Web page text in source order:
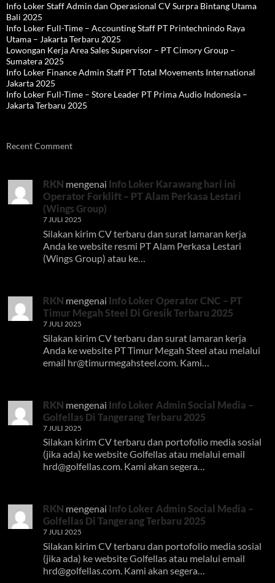
Info Loker Staff Admin dan Operasional CV Surpra Bintang Utama
Bali 2025
Info Loker Full-Time – Accounting Staff PT Printechnindo Raya
Utama – Jakarta Terbaru 2025
Lowongan Kerja Area Sales Supervisor – PT Cimory Group –
Sumatera 2025
Info Loker Finance Admin Staff PT Total Movements International
Jakarta 2025
Info Loker Full-Time – Store Leader PT Prima Audio Indonesia –
Jakarta Terbaru 2025
Recent Comment
RKN mengenai Info Loker Karawang hari ini
Operator Forklift – PT Alam Perkasa Lestari
(Wings Group)
7 JULI 2025
Silakan kirim CV terbaru dan surat lamaran kerja
Anda ke website resmi PT Alam Perkasa Lestari
(Wings Group) atau ke…
RKN mengenai Info Loker Operator CNC – PT
Timur Megah Steel Di Gresik Terbaru 2025
7 JULI 2025
Silakan kirim CV terbaru dan surat lamaran kerja
Anda ke website PT Timur Megah Steel atau melalui
email hr@timurmegahsteel.com . Kami…
RKN mengenai Info Loker Admin Social Media –
Golfellas Di Tangerang Terbaru 2025
7 JULI 2025
Silakan kirim CV terbaru dan portofolio media sosial
(jika ada) ke website Golfellas atau melalui email
hrd@golfellas.com. Kami akan segera…
RKN mengenai Info Loker Admin Social Media –
Golfellas Di Tangerang Terbaru 2025
7 JULI 2025
Silakan kirim CV terbaru dan portofolio media sosial
(jika ada) ke website Golfellas atau melalui email
hrd@golfellas.com. Kami akan segera…